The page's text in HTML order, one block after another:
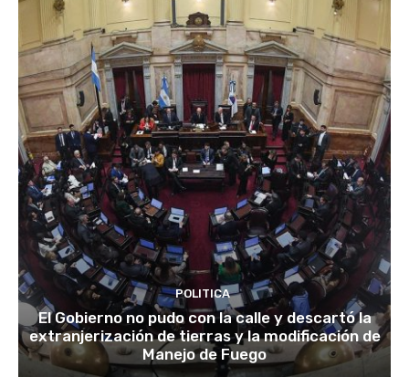
POLITICA
El Gobierno no pudo con la calle y descartó la
extranjerización de tierras y la modificación de
Manejo de Fuego